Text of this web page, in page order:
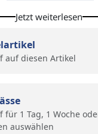
Jetzt weiterlesen
auf diesen Artikel
für 1 Tag, 1 Woche
auswählen